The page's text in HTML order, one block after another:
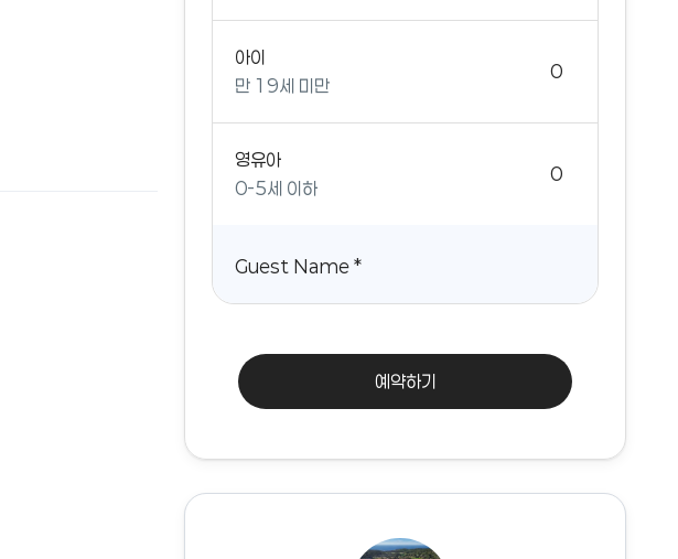
아이
만 19세 미만
영유아
0-5세 이하
Guest Name *
예약하기